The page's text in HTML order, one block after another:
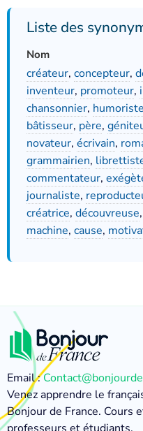
Liste des
Nom
créateur, concepteur,
inventeur, promoteur,
chansonnier, humoriste
bâtisseur, père,
novateur, écrivain,
grammairien,
commentateur,
journaliste,
créatrice, découvreuse,
machine, cause,
Email :
Venez apprendre le
Bonjour de France. Cours